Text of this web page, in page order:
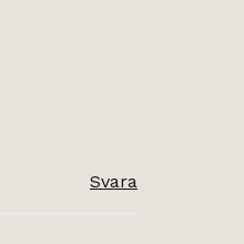
Svara